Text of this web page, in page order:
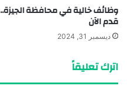
وظائف خالية في محافظة الجيزة..
قدم الآن
ديسمبر 31, 2024
اترك تعليقاً